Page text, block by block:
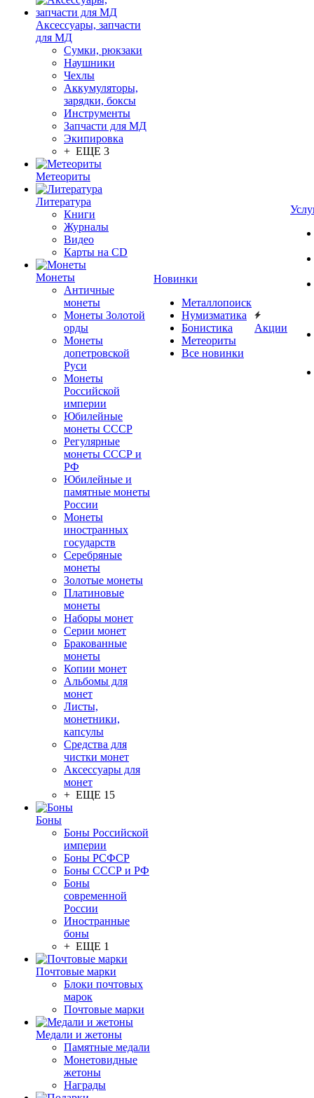
Аксессуары, запчасти
для МД
Сумки, рюкзаки
Наушники
Чехлы
Аккумуляторы,
зарядки, боксы
Инструменты
Запчасти для МД
Экипировка
+ ЕЩЕ 3
Метеориты
Литература
Книги
Журналы
Видео
Карты на CD
Монеты
Античные
монеты
Монеты Золотой
орды
Монеты
допетровской
Руси
Монеты
Российской
империи
Юбилейные
монеты СССР
Регулярные
монеты СССР и
РФ
Юбилейные и
памятные монеты
России
Монеты
иностранных
государств
Серебряные
монеты
Золотые монеты
Платиновые
монеты
Наборы монет
Серии монет
Бракованные
монеты
Копии монет
Альбомы для
монет
Листы,
монетники,
капсулы
Средства для
чистки монет
Аксессуары для
монет
+ ЕЩЕ 15
Боны
Боны Российской
империи
Боны РСФСР
Боны СССР и РФ
Боны
современной
России
Иностранные
боны
+ ЕЩЕ 1
Почтовые марки
Блоки почтовых
марок
Почтовые марки
Медали и жетоны
Памятные медали
Монетовидные
жетоны
Награды
Новинки
Металлопоиск
Нумизматика
Бонистика
Метеориты
Все новинки
Акции